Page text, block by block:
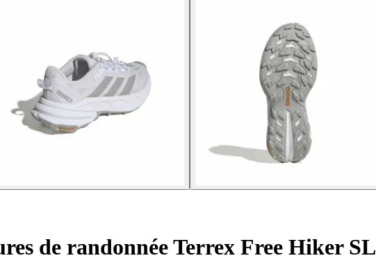
de randonnée Terrex Free Hiker SL